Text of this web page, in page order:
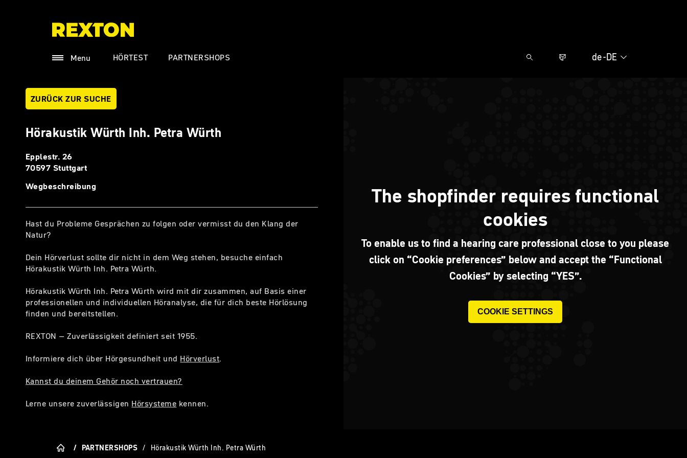
Menu HÖRTEST PARTNERSHOPS de-DE
ZURÜCK ZUR SUCHE
Hörakustik Würth Inh. Petra Würth
Epplestr. 26
70597 Stuttgart
Wegbeschreibung
Hast du Probleme Gesprächen zu folgen oder vermisst du den Klang der
Natur?
Dein Hörverlust sollte dir nicht in dem Weg stehen, besuche einfach
Hörakustik Würth Inh. Petra Würth.
Hörakustik Würth Inh. Petra Würth wird mit dir zusammen, auf Basis einer
professionellen und individuellen Höranalyse, die für dich beste Hörlösung
finden und bereitstellen.
REXTON – Zuverlässigkeit definiert seit 1955.
Informiere dich über Hörgesundheit und Hörverlust.
Kannst du deinem Gehör noch vertrauen?
Lerne unsere zuverlässigen Hörsysteme kennen.
The shopfinder requires functional
cookies
To enable us to find a hearing care professional close to you please
click on “Cookie preferences” below and accept the “Functional
Cookies” by selecting “YES”.
COOKIE SETTINGS
/ PARTNERSHOPS / Hörakustik Würth Inh. Petra Würth